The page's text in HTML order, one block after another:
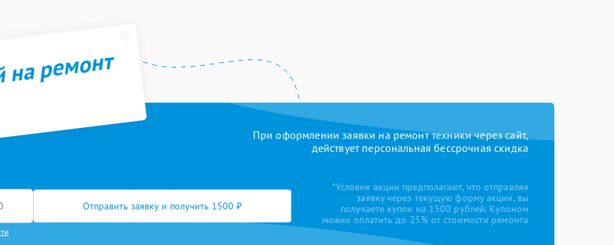
ремонт
При оформлении заявки на ремонт техники через сайт,
действует персональная бессрочная скидка
Отправить заявку и получить 1500 ₽
*Условия акции предполагают, что отправляя
заявку через текущую форму акции, вы
получаете купон на 1500 рублей. Купоном
можно оплатить до 25% от стоимости ремонта